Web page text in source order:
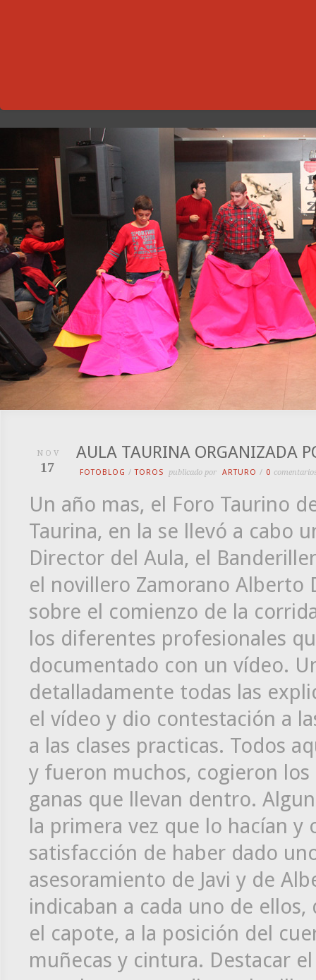
NOV
17
AULA TAURINA ORGANIZADA
FOTOBLOG /TOROS publicado por ARTURO / 0
Un año mas, el Foro Taurino
Taurina, en la se llevó a cabo
Director del Aula, el
el novillero Zamorano Alberto
sobre el comienzo de la
los diferentes profesionales
documentado con un vídeo.
detalladamente todas las
el vídeo y dio contestación a
a las clases practicas. Todos
y fueron muchos, cogieron
ganas que llevan dentro.
la primera vez que lo hacían
satisfacción de haber dado
asesoramiento de Javi y de
indicaban a cada uno de
el capote, a la posición del
muñecas y cintura. Destacar